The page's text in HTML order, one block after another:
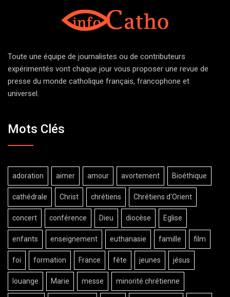
Toute une équipe de journalistes ou de contributeurs
expérimentés vont chaque jour vous proposer une revue de
presse du monde catholique français, francophone et
universel.
Mots Clés
adoration aimer amour avortement Bioéthique
cathédrale Christ chrétiens Chrétiens d'Orient
concert conférence Dieu diocèse Eglise
enfants enseignement euthanasie famille film
foi formation France fête jeunes jésus
louange Marie messe minorité chrétienne